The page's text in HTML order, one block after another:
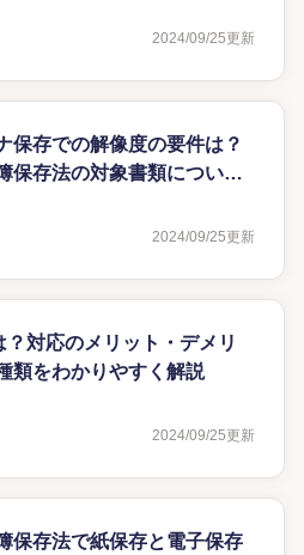
2024/09/25更新
保存での解像度の要件は？
保存法の対象書類について
2024/09/25更新
？対応のメリット・デメリ
類をわかりやすく解説
2024/09/25更新
保存法で紙保存と電子保存